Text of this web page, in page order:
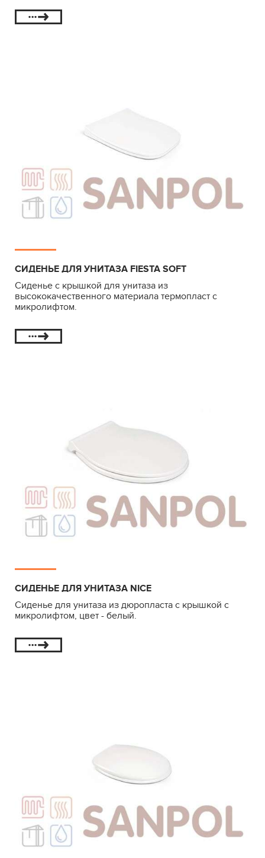
СИДЕНЬЕ ДЛЯ УНИТАЗА FIESTA SOFT
Сиденье с крышкой для унитаза из
высококачественного материала термопласт с
микролифтом.
СИДЕНЬЕ ДЛЯ УНИТАЗА NICE
Сиденье для унитаза из дюропласта с крышкой с
микролифтом, цвет - белый.